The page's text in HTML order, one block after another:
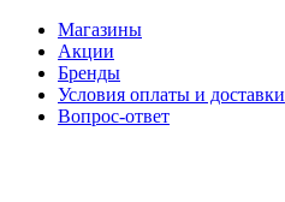
Магазины
Акции
Бренды
Условия оплаты и доставки
Вопрос-ответ